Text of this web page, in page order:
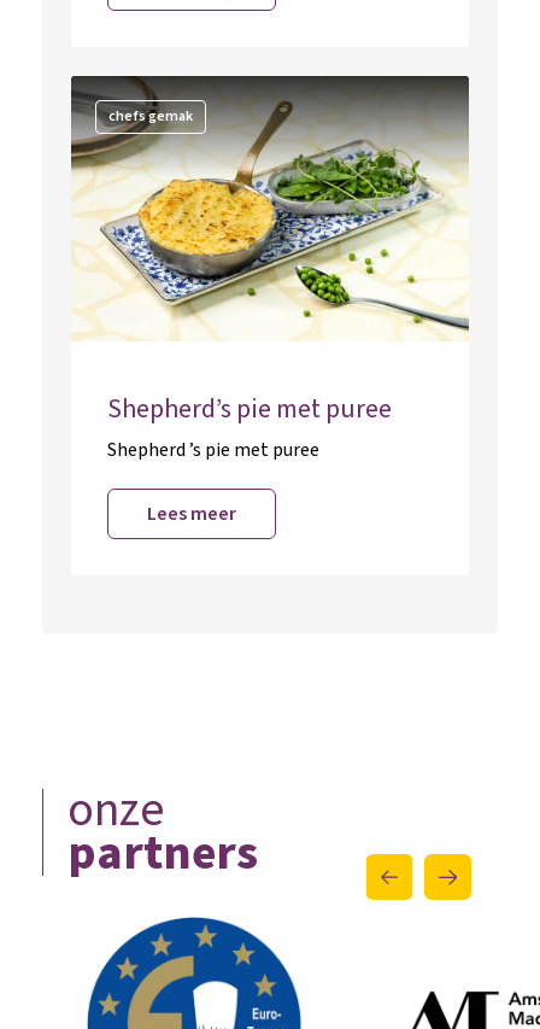
chefs gemak
Shepherd’s pie met puree
Shepherd ’s pie met puree
Lees meer
onze
partners